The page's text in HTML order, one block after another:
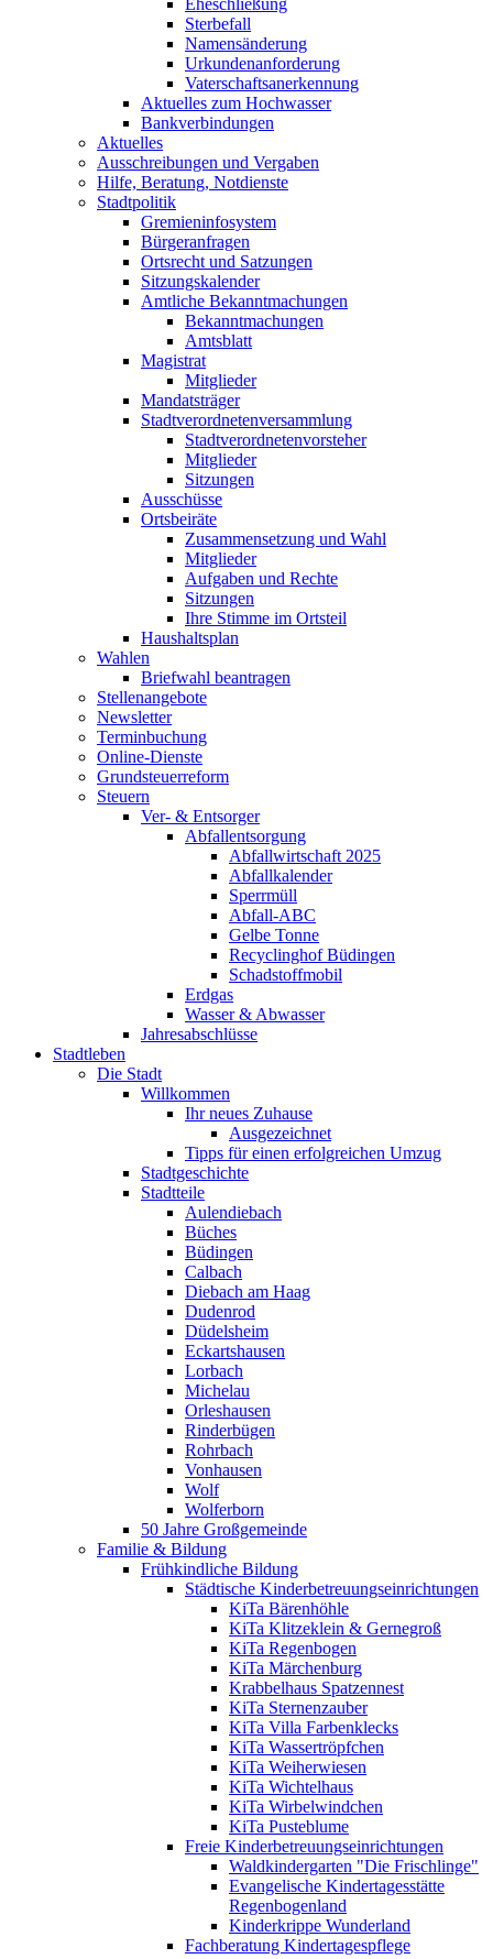
Eheschließung
Sterbefall
Namensänderung
Urkundenanforderung
Vaterschaftsanerkennung
Aktuelles zum Hochwasser
Bankverbindungen
Aktuelles
Ausschreibungen und Vergaben
Hilfe, Beratung, Notdienste
Stadtpolitik
Gremieninfosystem
Bürgeranfragen
Ortsrecht und Satzungen
Sitzungskalender
Amtliche Bekanntmachungen
Bekanntmachungen
Amtsblatt
Magistrat
Mitglieder
Mandatsträger
Stadtverordnetenversammlung
Stadtverordnetenvorsteher
Mitglieder
Sitzungen
Ausschüsse
Ortsbeiräte
Zusammensetzung und Wahl
Mitglieder
Aufgaben und Rechte
Sitzungen
Ihre Stimme im Ortsteil
Haushaltsplan
Wahlen
Briefwahl beantragen
Stellenangebote
Newsletter
Terminbuchung
Online-Dienste
Grundsteuerreform
Steuern
Ver- & Entsorger
Abfallentsorgung
Abfallwirtschaft 2025
Abfallkalender
Sperrmüll
Abfall-ABC
Gelbe Tonne
Recyclinghof Büdingen
Schadstoffmobil
Erdgas
Wasser & Abwasser
Jahresabschlüsse
Stadtleben
Die Stadt
Willkommen
Ihr neues Zuhause
Ausgezeichnet
Tipps für einen erfolgreichen Umzug
Stadtgeschichte
Stadtteile
Aulendiebach
Büches
Büdingen
Calbach
Diebach am Haag
Dudenrod
Düdelsheim
Eckartshausen
Lorbach
Michelau
Orleshausen
Rinderbügen
Rohrbach
Vonhausen
Wolf
Wolferborn
50 Jahre Großgemeinde
Familie & Bildung
Frühkindliche Bildung
Städtische Kinderbetreuungseinrichtungen
KiTa Bärenhöhle
KiTa Klitzeklein & Gernegroß
KiTa Regenbogen
KiTa Märchenburg
Krabbelhaus Spatzennest
KiTa Sternenzauber
KiTa Villa Farbenklecks
KiTa Wassertröpfchen
KiTa Weiherwiesen
KiTa Wichtelhaus
KiTa Wirbelwindchen
KiTa Pusteblume
Freie Kinderbetreuungseinrichtungen
Waldkindergarten "Die Frischlinge"
Evangelische Kindertagesstätte
Regenbogenland
Kinderkrippe Wunderland
Fachberatung Kindertagespflege